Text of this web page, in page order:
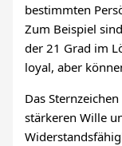
bestimmten
Zum Beispiel
der 21 Grad im
loyal, aber
Das
stärkeren Wille